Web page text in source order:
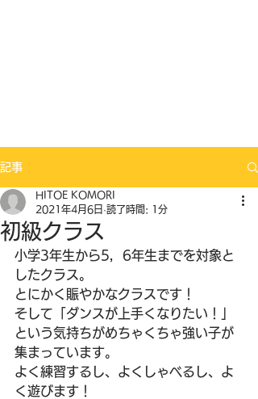
記事
初級クラス
HITOE KOMORI
2021年4月6日 読了時間: 1分
小学3年生から5，6年生までを対象と
したクラス。
とにかく賑やかなクラスです！
そして「ダンスが上手くなりたい！」
という気持ちがめちゃくちゃ強い子が
集まっています。
よく練習するし、よくしゃべるし、よ
く遊びます！